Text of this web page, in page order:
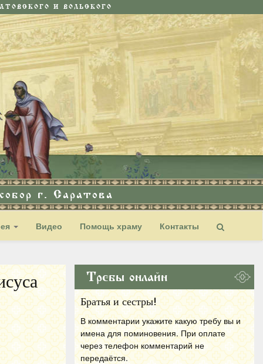
И ВОЛЬСКОГО
г. Саратова
Видео Помощь храму Контакты
Требы онлайн
Братья и сестры!
В комментарии укажите какую требу вы и
имена для поминовения. При оплате
через телефон комментарий не
передаётся.